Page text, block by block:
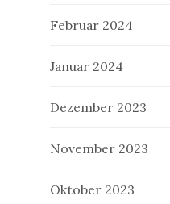
Februar 2024
Januar 2024
Dezember 2023
November 2023
Oktober 2023